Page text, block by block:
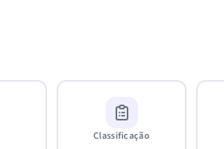
Classificação